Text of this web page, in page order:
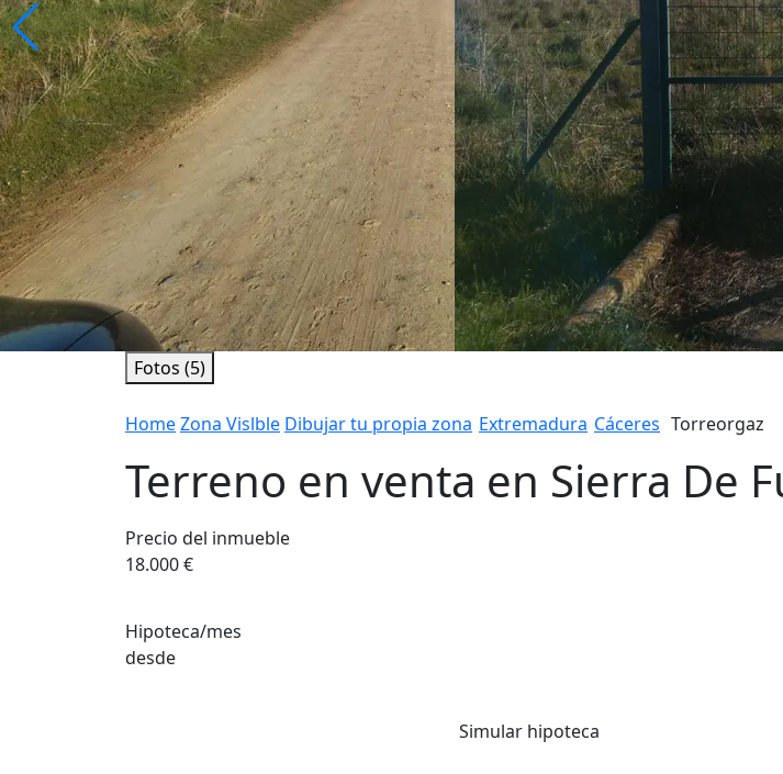
Fotos (5)
HomeZona Vislble Dibujar tu propia zona Extremadura Cáceres Torreorgaz
Terreno en venta en Sierra De
Precio del inmueble
18.000 €
Hipoteca/mes
desde
Simular hipoteca